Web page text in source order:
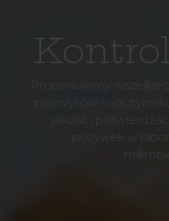
Proponujemy
pasożytów i
jakość i
pożywek w